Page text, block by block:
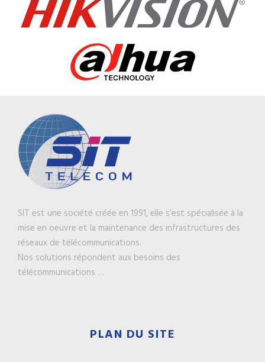
SIT est une société créée en 1991, elle s’est spécialisée à la
mise en oeuvre et la maintenance des infrastructures des
réseaux de télécommunications.
Nos solutions répondent aux besoins des
télécommunications …
PLAN DU SITE